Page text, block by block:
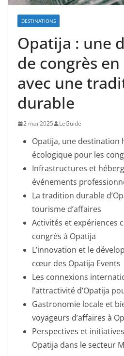
DESTINATIONS
Opatija : une
de congrès
avec une
durable
2 mai 2025 LeGuide
Opatija, une destination
écologique pour les
Infrastructures et
événements
La tradition durable
tourisme d’affaires
Activités et expériences
congrès à Opatija
L’innovation et le
cœur des Opatija Events
Les connexions
l’attractivité d’Opatija
Gastronomie locale et
voyageurs d’affaires à
Perspectives et
Opatija dans le secteur